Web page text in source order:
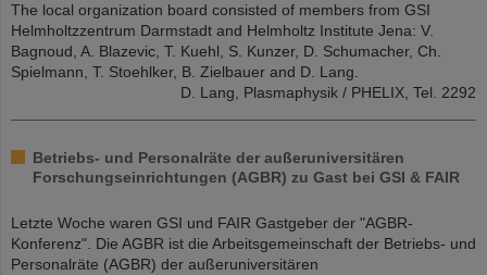
The local organization board consisted of members from GSI
Helmholtzzentrum Darmstadt and Helmholtz Institute Jena: V.
Bagnoud, A. Blazevic, T. Kuehl, S. Kunzer, D. Schumacher, Ch.
Spielmann, T. Stoehlker, B. Zielbauer and D. Lang.
D. Lang, Plasmaphysik / PHELIX, Tel. 2292
Betriebs- und Personalräte der außeruniversitären
Forschungseinrichtungen (AGBR) zu Gast bei GSI & FAIR
Letzte Woche waren GSI und FAIR Gastgeber der "AGBR-
Konferenz". Die AGBR ist die Arbeitsgemeinschaft der Betriebs- und
Personalräte (AGBR) der außeruniversitären